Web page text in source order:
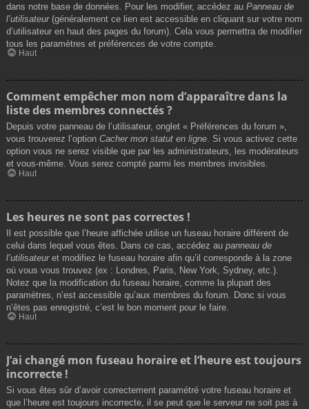
dans notre base de données. Pour les modifier, accédez au Panneau de
l’utilisateur(généralement ce lien est accessible en cliquant sur votre nom
d’utilisateur en haut des pages du forum). Cela vous permettra de modifier
tous les paramètres et préférences de votre compte.
Haut
Comment empêcher mon nom d’apparaître dans la
liste des membres connectés ?
Depuis votre panneau de l’utilisateur, onglet « Préférences du forum »,
vous trouverez l’option Cacher mon statut en ligne. Si vous activez cette
option vous ne serez visible que par les administrateurs, les modérateurs
et vous-même. Vous serez compté parmi les membres invisibles.
Haut
Les heures ne sont pas correctes !
Il est possible que l’heure affichée utilise un fuseau horaire différent de
celui dans lequel vous êtes. Dans ce cas, accédez au panneau de
l’utilisateuret modifiez le fuseau horaire afin qu’il corresponde à la zone
où vous vous trouvez (ex : Londres, Paris, New York, Sydney, etc.).
Notez que la modification du fuseau horaire, comme la plupart des
paramètres, n’est accessible qu’aux membres du forum. Donc si vous
n’êtes pas enregistré, c’est le bon moment pour le faire.
Haut
J’ai changé mon fuseau horaire et l’heure est toujours
incorrecte !
Si vous êtes sûr d’avoir correctement paramétré votre fuseau horaire et
que l’heure est toujours incorrecte, il se peut que le serveur ne soit pas à